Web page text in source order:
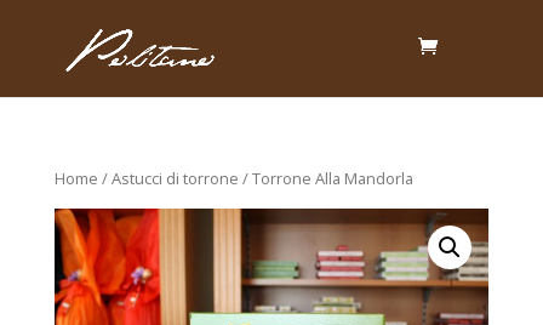
Home /Astucci di torrone / Torrone Alla Mandorla